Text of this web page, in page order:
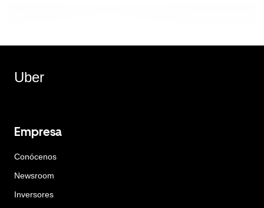
Uber
Empresa
Conócenos
Newsroom
Inversores